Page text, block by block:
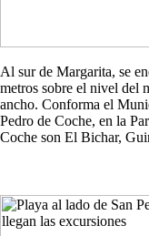
Al sur de Margarita, se
metros sobre el nivel del
ancho. Conforma el
Pedro de Coche, en la
Coche son El Bichar,